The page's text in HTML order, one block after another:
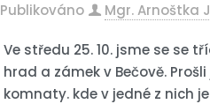
Publikováno Mgr. Arnoštka
Ve středu 25. 10. jsme se se
hrad a zámek v Bečově.
komnaty. kde v jedné z nich